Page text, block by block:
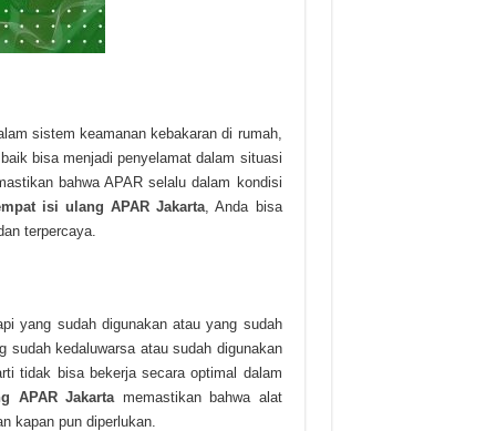
sistem keamanan kebakaran di rumah,
bisa menjadi penyelamat dalam situasi
bahwa APAR selalu dalam kondisi
isi ulang APAR Jakarta, Anda bisa
terpercaya.
yang sudah digunakan atau yang sudah
kedaluwarsa atau sudah digunakan
tidak bisa bekerja secara optimal dalam
APAR Jakartamemastikan bahwa alat
kapan pun diperlukan.